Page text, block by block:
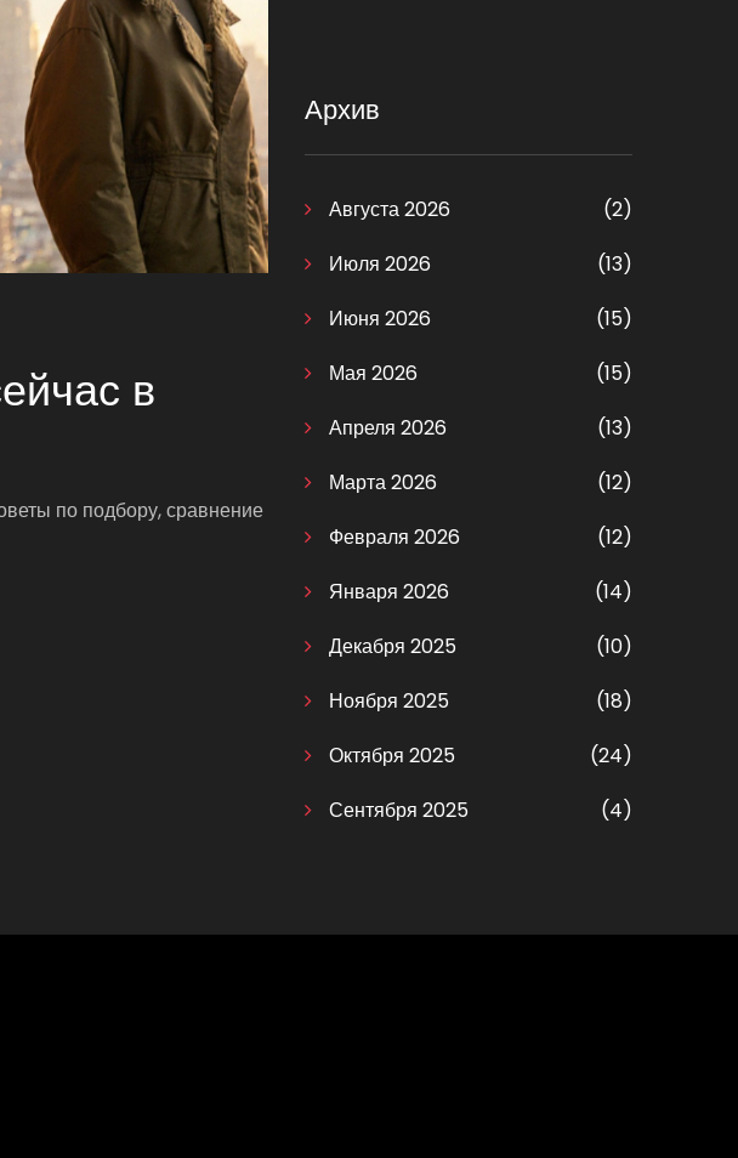
в
по подбору, сравнение
Архив
Августа 2026
(2)
Июля 2026
(13)
Июня 2026
(15)
Мая 2026
(15)
Апреля 2026
(13)
Марта 2026
(12)
Февраля 2026
(12)
Января 2026
(14)
Декабря 2025
(10)
Ноября 2025
(18)
Октября 2025
(24)
Сентября 2025
(4)